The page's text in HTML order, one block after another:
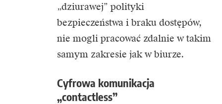
„dziurawej” polityki
bezpieczeństwa i braku dostępów,
nie mogli pracować zdalnie w takim
samym zakresie jak w biurze.
Cyfrowa komunikacja
„contactless”